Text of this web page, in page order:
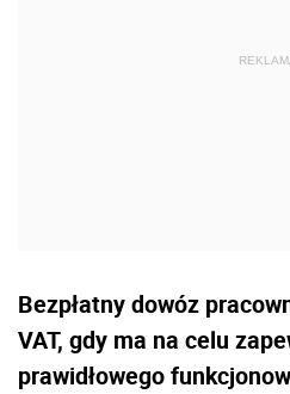
Bezpłatny dowóz
VAT, gdy ma na celu
prawidłowego